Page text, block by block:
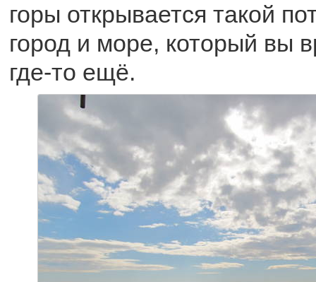
горы открывается такой
город и море, который вы
где-то ещё.